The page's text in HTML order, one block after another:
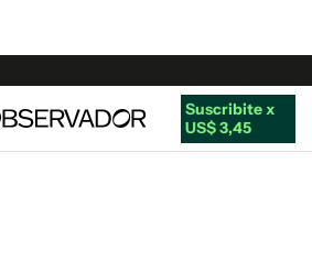
Suscribite x
US$ 3,45